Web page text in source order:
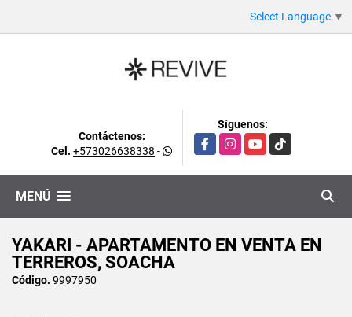
Select Language ▼
Contáctenos:
Cel. +573026638338 -
Síguenos:
FacebookInstagramYouTubeTikTok
MENÚ
YAKARI - APARTAMENTO EN VENTA EN
TERREROS, SOACHA
Código. 9997950